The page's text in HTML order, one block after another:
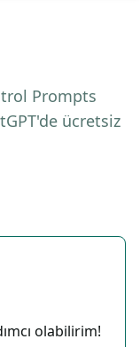
Prompts
ücretsiz
olabilirim!